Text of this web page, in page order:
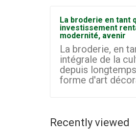
La broderie en tant
investissement
modernité, avenir
La broderie, en
intégrale de la
depuis
forme d'art
Recently viewed